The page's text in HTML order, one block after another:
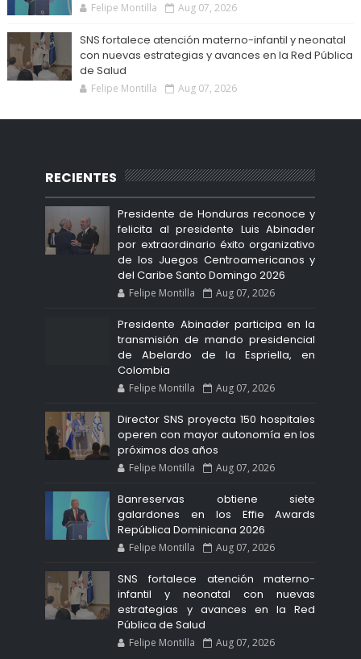
Felipe Montilla Aug 07, 2026
SNS fortalece atención materno-infantil y neonatal
con nuevas estrategias y avances en la Red Pública
de Salud
Felipe Montilla Aug 07, 2026
RECIENTES
Presidente de Honduras reconoce y
felicita al presidente Luis Abinader
por extraordinario éxito organizativo
de los Juegos Centroamericanos y
del Caribe Santo Domingo 2026
Felipe Montilla Aug 07, 2026
Presidente Abinader participa en la
transmisión de mando presidencial
de Abelardo de la Espriella, en
Colombia
Felipe Montilla Aug 07, 2026
Director SNS proyecta 150 hospitales
operen con mayor autonomía en los
próximos dos años
Felipe Montilla Aug 07, 2026
Banreservas obtiene siete
galardones en los Effie Awards
República Dominicana 2026
Felipe Montilla Aug 07, 2026
SNS fortalece atención materno-
infantil y neonatal con nuevas
estrategias y avances en la Red
Pública de Salud
Felipe Montilla Aug 07, 2026